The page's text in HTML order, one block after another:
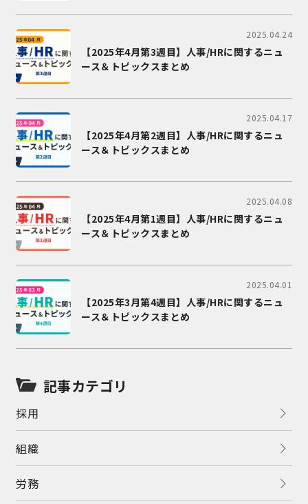
2025.04.24
【2025年4月第3週目】人事/HRに関するニュ
ース＆トピックスまとめ
2025.04.17
【2025年4月第2週目】人事/HRに関するニュ
ース＆トピックスまとめ
2025.04.08
【2025年4月第1週目】人事/HRに関するニュ
ース＆トピックスまとめ
2025.04.01
【2025年3月第4週目】人事/HRに関するニュ
ース＆トピックスまとめ
記事カテゴリ
採用
組織
労務